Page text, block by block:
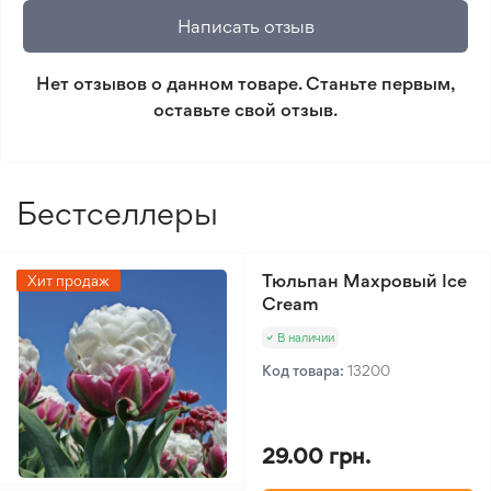
Чернозем
Тип климата
Умеренный климат
🛡️ Защита покупок. Возврат средств за товар,
который не соответствует ожиданиям. Согласно
условиям возврата.
Написать отзыв
Нет отзывов о данном товаре. Станьте первым,
оставьте свой отзыв.
Бестселлеры
Хит продаж
Тюльпан Махровый Ice
Cream
В наличии
Код товара: 13200
29.00 грн.